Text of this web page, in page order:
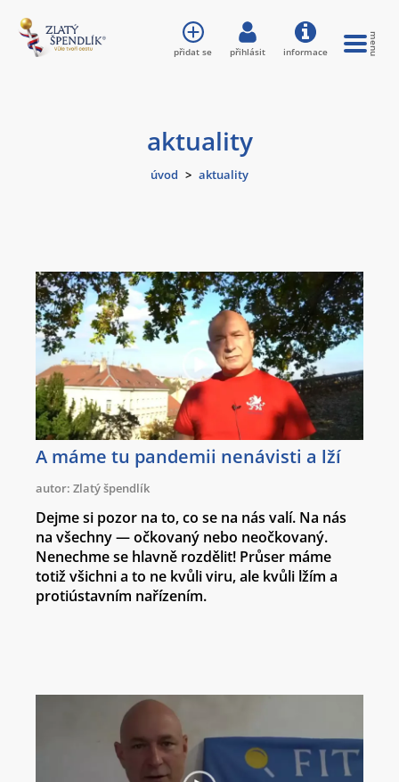
aktuality
úvod > aktuality
A máme tu pandemii nenávisti a lží
autor: Zlatý špendlík
Dejme si pozor na to, co se na nás valí. Na nás
na všechny — očkovaný nebo neočkovaný.
Nenechme se hlavně rozdělit! Průser máme
totiž všichni a to ne kvůli viru, ale kvůli lžím a
protiústavním nařízením.
přidat se přihlásit informace